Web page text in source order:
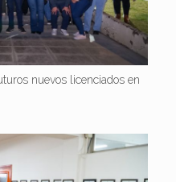
nuevos licenciados en